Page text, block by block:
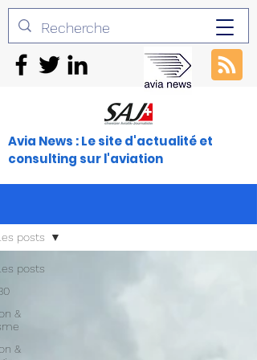
Avia News : Le site d'actualité et
consulting sur l'aviation
posts
&
&
posts